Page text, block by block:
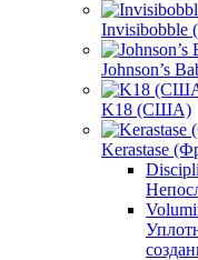
Invisibobble
Johnson’s
K18 (США)
Kerastase